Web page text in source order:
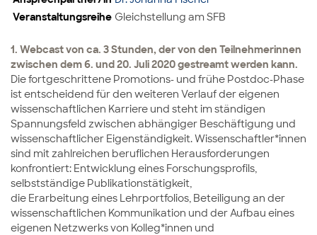
Veranstaltungsreihe Gleichstellung am SFB
1. Webcast von ca. 3 Stunden, der von den Teilnehmerinnen
zwischen dem 6. und 20. Juli 2020 gestreamt werden kann.
Die fortgeschrittene Promotions- und frühe Postdoc-Phase
ist entscheidend für den weiteren Verlauf der eigenen
wissenschaftlichen Karriere und steht im ständigen
Spannungsfeld zwischen abhängiger Beschäftigung und
wissenschaftlicher Eigenständigkeit. Wissenschaftler*innen
sind mit zahlreichen beruflichen Herausforderungen
konfrontiert: Entwicklung eines Forschungsprofils,
selbstständige Publikationstätigkeit,
die Erarbeitung eines Lehrportfolios, Beteiligung an der
wissenschaftlichen Kommunikation und der Aufbau eines
eigenen Netzwerks von Kolleg*innen und